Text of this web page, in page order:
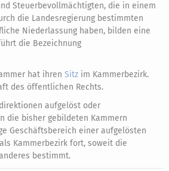
Steuerbevollmächtigten, die in einem
die Landesregierung bestimmten
Niederlassung haben, bilden eine
die Bezeichnung
hat ihren Sitz im Kammerbezirk.
des öffentlichen Rechts.
aufgelöst oder
die bisher gebildeten Kammern
Geschäftsbereich einer aufgelösten
Kammerbezirk fort, soweit die
bestimmt.